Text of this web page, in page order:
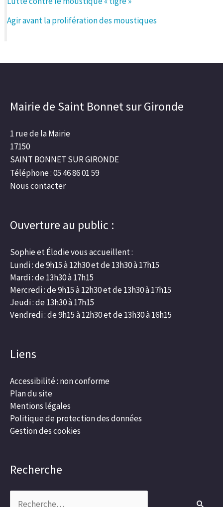
Agir avant la prolifération des moustiques
Mairie de Saint Bonnet sur Gironde
1 rue de la Mairie
17150
SAINT BONNET SUR GIRONDE
Téléphone : 05 46 86 01 59
Nous contacter
Ouverture au public :
Sophie et Élodie vous accueillent :
Lundi : de 9h15 à 12h30 et de 13h30 à 17h15
Mardi : de 13h30 à 17h15
Mercredi : de 9h15 à 12h30 et de 13h30 à 17h15
Jeudi : de 13h30 à 17h15
Vendredi : de 9h15 à 12h30 et de 13h30 à 16h15
Liens
Accessibilité : non conforme
Plan du site
Mentions légales
Politique de protection des données
Gestion des cookies
Recherche